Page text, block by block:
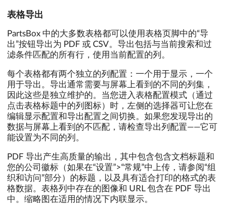
表格导出
PartsBox 中的大多数表格都可以使用表格页脚中的“导
出”按钮导出为 PDF 或 CSV。导出包括与当前搜索和过
滤条件匹配的所有行，使用当前配置的列。
每个表格都有两个独立的列配置：一个用于显示，一个
用于导出。导出通常需要与屏幕上看到的不同的列集，
因此这些是独立维护的。当您进入表格配置模式（通过
点击表格标题中的列图标）时，左侧的选择器可让您在
编辑显示配置和导出配置之间切换。如果您发现导出的
数据与屏幕上看到的不匹配，请检查导出列配置——它可
能设置为不同的列。
PDF 导出产生高质量的输出，其中包含包含文档标题和
您的公司徽标（如果在“设置”>“常规”中上传，请参阅“组
织和访问”部分）的标题，以及具有适合打印的格式的表
格数据。表格列中存在的图像和 URL 包含在 PDF 导出
中。缩略图在适用的情况下内联显示。